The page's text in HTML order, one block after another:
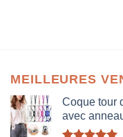
MEILLEURES
Coque tour
avec